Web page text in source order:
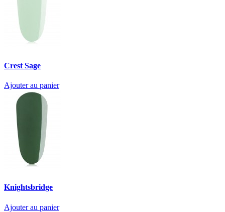
Crest Sage
Ajouter au panier
Knightsbridge
Ajouter au panier